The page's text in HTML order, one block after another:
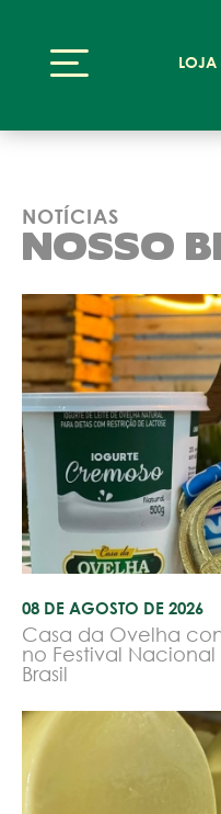
LOJA
NOTÍCIAS
NOSSO
08 DE AGOSTO DE 2026
Casa da Ovelha
no Festival
Brasil